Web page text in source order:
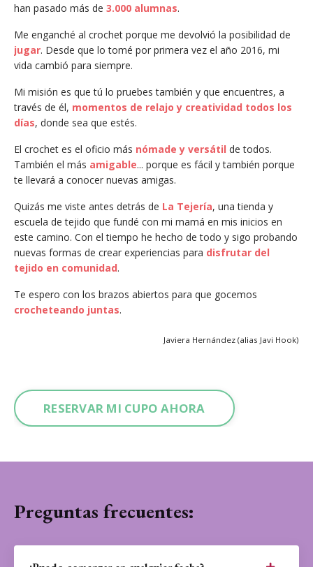
han pasado más de 3.000 alumnas.
Me enganché al crochet porque me devolvió la posibilidad de
jugar. Desde que lo tomé por primera vez el año 2016, mi
vida cambió para siempre.
Mi misión es que tú lo pruebes también y que encuentres, a
través de él, momentos de relajo y creatividad todos los
días, donde sea que estés.
El crochet es el oficio más nómade y versátil de todos.
También el más amigable... porque es fácil y también porque
te llevará a conocer nuevas amigas.
Quizás me viste antes detrás de La Tejería, una tienda y
escuela de tejido que fundé con mi mamá en mis inicios en
este camino. Con el tiempo he hecho de todo y sigo probando
nuevas formas de crear experiencias para disfrutar del
tejido en comunidad.
Te espero con los brazos abiertos para que gocemos
crocheteando juntas.
Javiera Hernández (alias Javi Hook)
RESERVAR MI CUPO AHORA
Preguntas frecuentes: